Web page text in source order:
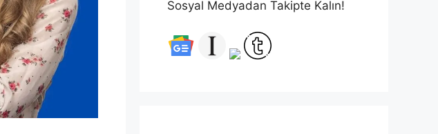
Sosyal Medyadan Takipte Kalın!